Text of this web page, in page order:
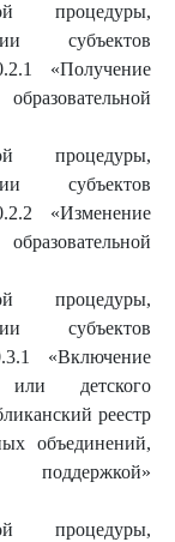
процедуры,
субъектов
«Получение
процедуры,
субъектов
«Изменение
процедуры,
субъектов
«Включение
или детского
реестр
объединений,
поддержкой»
процедуры,